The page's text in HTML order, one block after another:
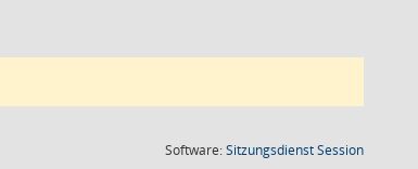
Software:SitzungsdienstSession(Wird in